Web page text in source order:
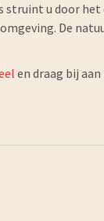
u door
De
en draag bij